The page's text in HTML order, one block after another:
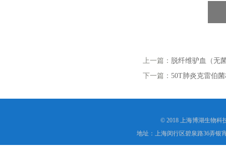
上一篇： 脱纤维驴血（无
下一篇： 50T肺炎克雷伯
© 2018 上海博湖生物科
地址：上海闵行区碧泉路36弄银